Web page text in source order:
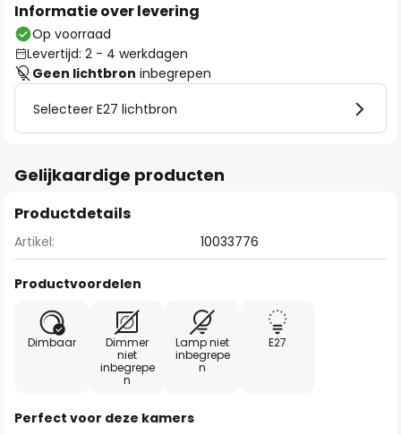
Informatie over levering
Op voorraad
Levertijd: 2 - 4 werkdagen
Geen lichtbron inbegrepen
Selecteer E27 lichtbron
Gelijkaardige producten
Productdetails
Artikel: 10033776
Productvoordelen
Dimbaar
Dimmer
niet
inbegrepe
n
Lamp niet
inbegrepe
n
E27
Perfect voor deze kamers